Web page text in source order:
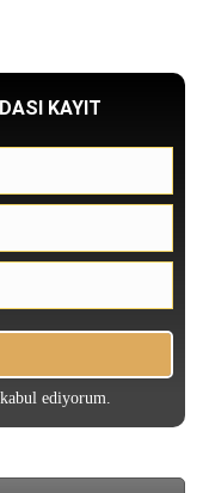
KAYIT
ediyorum.